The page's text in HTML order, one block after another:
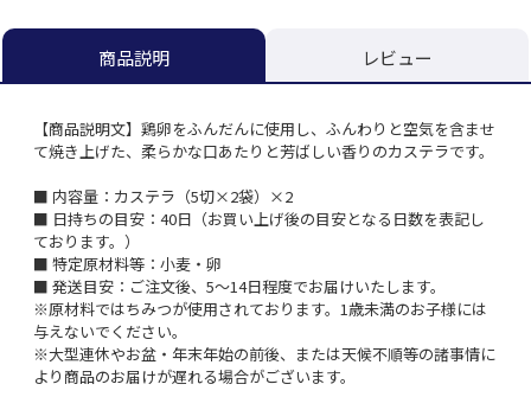
商品説明 レビュー
【商品説明文】鶏卵をふんだんに使用し、ふんわりと空気を含ませ
て焼き上げた、柔らかな口あたりと芳ばしい香りのカステラです。
■ 内容量：カステラ（5切×2袋）×2
■ 日持ちの目安：40日（お買い上げ後の目安となる日数を表記し
ております。）
■ 特定原材料等：小麦・卵
■ 発送目安：ご注文後、5～14日程度でお届けいたします。
※原材料ではちみつが使用されております。1歳未満のお子様には
与えないでください。
※大型連休やお盆・年末年始の前後、または天候不順等の諸事情に
より商品のお届けが遅れる場合がございます。